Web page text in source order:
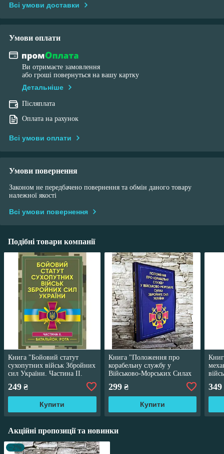
Всі умови доставки
Умови оплати
Ви отримаєте замовлення
або гроші повернуться на вашу картку
Детальніше
Післяплата
Оплата на рахунок
Всі умови оплати
Умови повернення
Законом не передбачено повернення та обмін даного товару
належної якості
Всі умови повернення
Подібні товари компанії
Книга "Бойовий статут
сухопутних військ Збройних
сил України. Частина ІІ.
249 ₴
Купити
Книга "Положення про
корабельну службу у
Військово-Морських Силах
299₴
Купити
349
Акційні пропозиції та новинки
–2%